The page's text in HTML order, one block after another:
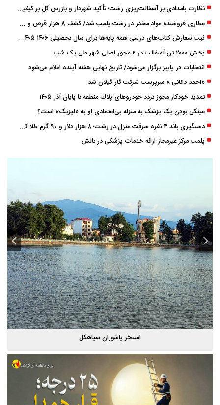
نظارت بامدادی بر آسفالت‌ریزی رشت؛ تأکید شهردار و بازرس کل بر کیفیت اجرای پروژه‌ها
عطاری فروشنده مواد مخدر در رشت پلمب شد/ کشف 8 هزار قرص و 50 لیتر شربت توهم ‌زا
ثبت سفارش کتاب‌های درسی همه پایه‌ها برای سال تحصیلی ۱۴۰۶ ۱۴۰۵ فعال شد
پخش ۲۰۰۰ تن آسفالت در ۶ محور اصلی شهر طی یک شب
انتخابات در پاییز برگزار می‌شود/ تاریخ نهایی هفته آینده اعلام می‌شود
«احمد دانائی » سرپرست شرکت گاز گیلان شد
تمدید خودكار مجوز تردد خودروهای پلاك منطقه تا پایان آذر ۱۴۰۵
عینکی‌ بودن یک پزشک به منزله بی‌اعتمادی او به «لیزیک» است؟
دستگیری باند ۳ نفره سرقت منزل در رشت؛ ۸ هزار دلار و ۹۰ گرم طلا کشف شد
پلمب مرکز غیرمجاز ارائه خدمات پزشکی در تالش
استخر پاشوران سیاهکل